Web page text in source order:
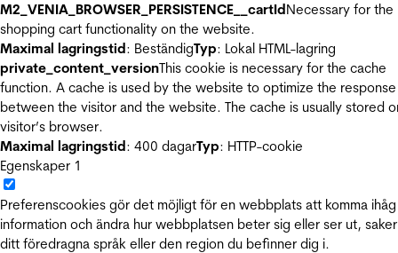
M2_VENIA_BROWSER_PERSISTENCE__cartIdNecessary for the
shopping cart functionality on the website.
Maximal lagringstid: BeständigTyp: Lokal HTML-lagring
private_content_versionThis cookie is necessary for the cache
function. A cache is used by the website to optimize the
between the visitor and the website. The cache is usually stored
visitor’s browser.
Maximal lagringstid: 400 dagarTyp: HTTP-cookie
Egenskaper 1
Preferenscookies gör det möjligt för en webbplats att komma ihåg
information och ändra hur webbplatsen beter sig eller ser ut,
ditt föredragna språk eller den region du befinner dig i.